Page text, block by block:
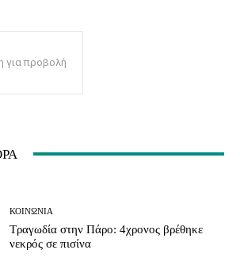
για προβολή
ΚΟΙΝΩΝΊΑ
Τραγωδία στην Πάρο: 4χρονος βρέθηκε
νεκρός σε πισίνα